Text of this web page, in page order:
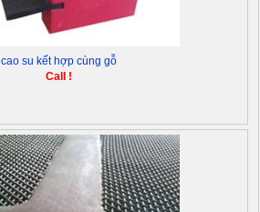
cao su kết hợp cùng gỗ
Call !